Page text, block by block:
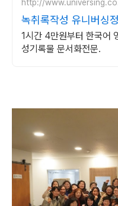
http://
녹취록작성 유니버싱
1시간 4만원부터 한국어
성기록물 문서화전문.